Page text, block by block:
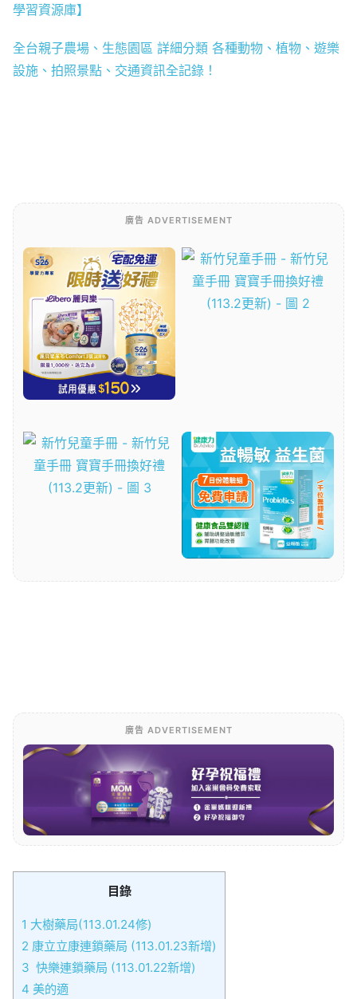
學習資源庫】
全台親子農場、生態園區 詳細分類 各種動物、植物、遊樂
設施、拍照景點、交通資訊全記錄！
廣告 ADVERTISEMENT
廣告 ADVERTISEMENT
目錄
1 大樹藥局(113.01.24修)
2 康立立康連鎖藥局 (113.01.23新增)
3 快樂連鎖藥局 (113.01.22新增)
4 美的適